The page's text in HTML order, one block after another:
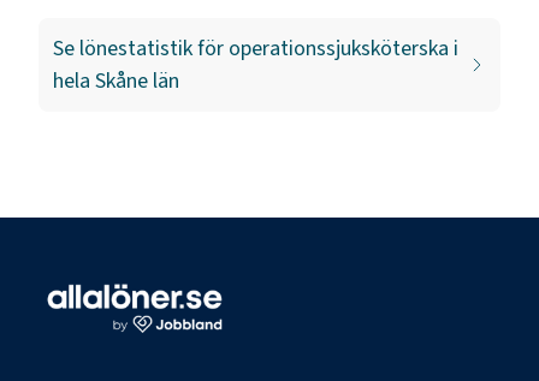
Se lönestatistik för operationssjuksköterska i
hela Skåne län